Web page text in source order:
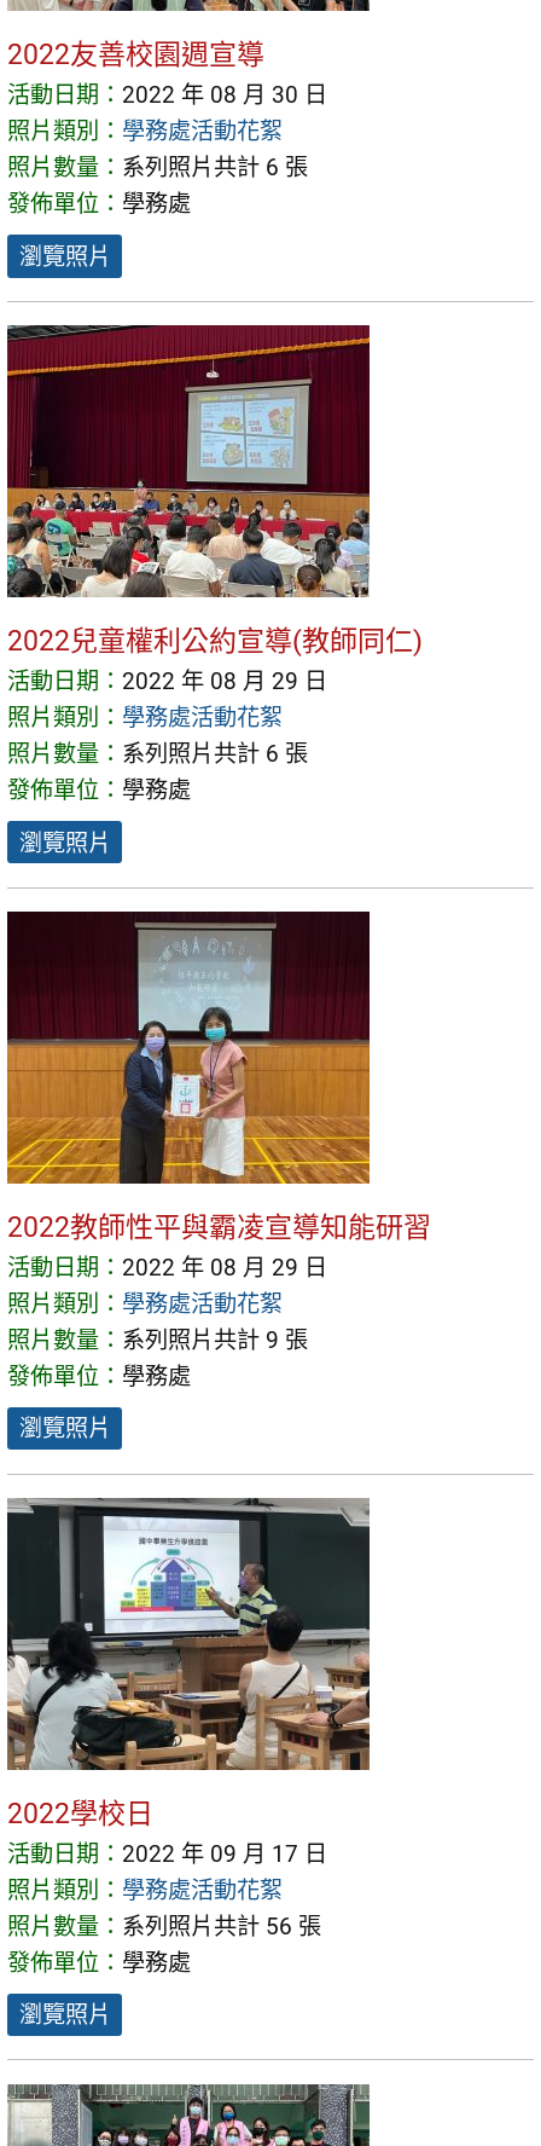
2022友善校園週宣導
活動日期： 2022 年 08 月 30 日
照片類別： 學務處活動花絮
照片數量： 系列照片共計 6 張
發佈單位： 學務處
瀏覽照片
2022兒童權利公約宣導(教師同仁)
活動日期： 2022 年 08 月 29 日
照片類別： 學務處活動花絮
照片數量： 系列照片共計 6 張
發佈單位： 學務處
瀏覽照片
2022教師性平與霸凌宣導知能研習
活動日期： 2022 年 08 月 29 日
照片類別： 學務處活動花絮
照片數量： 系列照片共計 9 張
發佈單位： 學務處
瀏覽照片
2022學校日
活動日期： 2022 年 09 月 17 日
照片類別： 學務處活動花絮
照片數量： 系列照片共計 56 張
發佈單位： 學務處
瀏覽照片